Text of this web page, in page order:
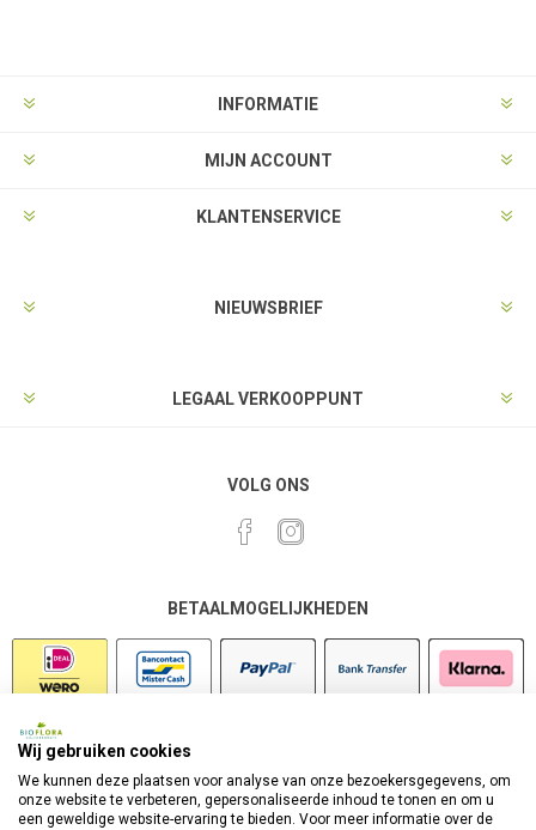
INFORMATIE
MIJN ACCOUNT
KLANTENSERVICE
NIEUWSBRIEF
LEGAAL VERKOOPPUNT
VOLG ONS
BETAALMOGELIJKHEDEN
Wij gebruiken cookies
We kunnen deze plaatsen voor analyse van onze bezoekersgegevens, om
onze website te verbeteren, gepersonaliseerde inhoud te tonen en om u
een geweldige website-ervaring te bieden. Voor meer informatie over de